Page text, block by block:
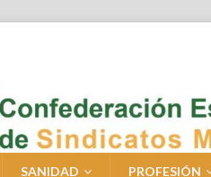
SANIDAD PROFESIÓN